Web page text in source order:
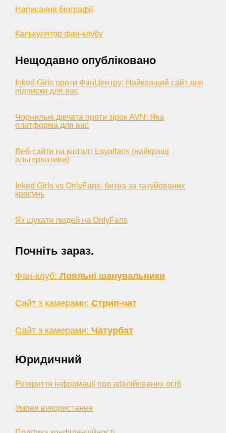
Написання біографії
Калькулятор фан-клубу
Нещодавно опубліковано
Inked Girls проти ФанЦентру: Найкращий сайт для
підписки для вас
Чорнильні дівчата проти зірок AVN: Яка
платформа для вас
Веб-сайти на кшталт Loyalfans (найкращі
альтернативи)
Inked Girls vs OnlyFans: битва за татуйованих
красунь
Як шукати людей на OnlyFans
Почніть зараз.
Фан-клуб: Лояльні шанувальники
Сайт з камерами: Стрип-чат
Сайт з камерами: Чатурбат
Юридичний
Розкриття інформації про афілійованих осіб
Умови використання